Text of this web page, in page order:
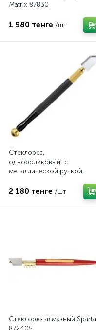
Matrix 87830
1 980 тенге /шт
Стеклорез,
однороликовый, с
металлической ручкой,
2 180 тенге /шт
Стеклорез алмазный Sparta
872405